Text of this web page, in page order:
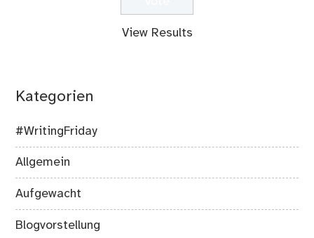
View Results
Kategorien
#WritingFriday
Allgemein
Aufgewacht
Blogvorstellung